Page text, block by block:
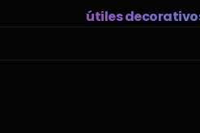
útiles